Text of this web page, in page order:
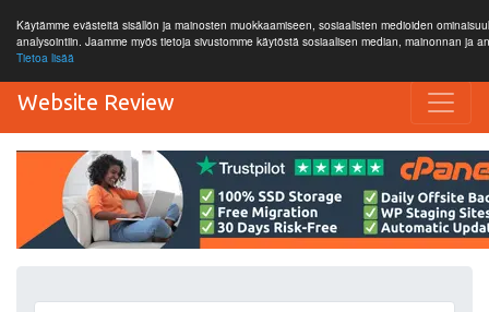
Käytämme evästeitä sisällön ja mainosten muokkaamiseen, sosiaalisten medioiden
analysointiin. Jaamme myös tietoja sivustomme käytöstä sosiaalisen median, mainonnan ja
Tietoa lisää
Website Review